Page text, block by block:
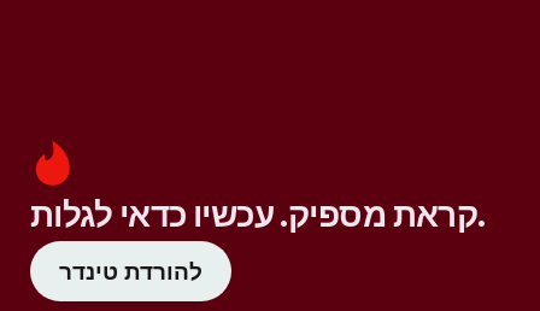
קראת מספיק. עכשיו כדאי לגלות.
להורדת טינדר